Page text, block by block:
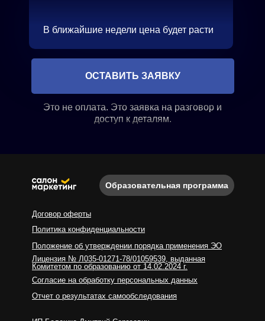
В ближайшие недели цена будет расти
ОСТАВИТЬ ЗАЯВКУ
Это не оплата. Это заявка на разговор и
доступ к деталям.
Образовательная программа
Договор оферты
Политика конфиденциальности
Положение об утверждении порядка применения ЭО
Согласие на обработку персональных данных
Отчет о результатах самообследования
Лицензия № Л035-01271-78/01059539, выданная
Комитетом по образованию от 14.02.2024 г.